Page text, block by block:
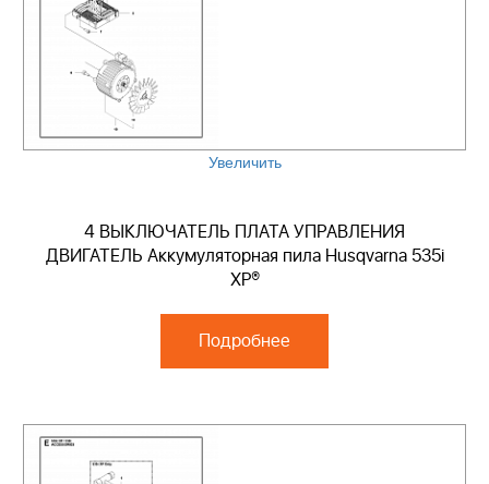
Увеличить
4 ВЫКЛЮЧАТЕЛЬ ПЛАТА УПРАВЛЕНИЯ
ДВИГАТЕЛЬ Аккумуляторная пила Husqvarna 535i
XP®
Подробнее